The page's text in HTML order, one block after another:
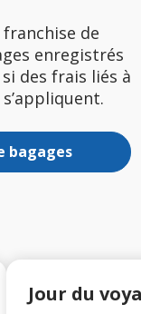
de
enregistrés
des frais liés à
bagages
Jour du